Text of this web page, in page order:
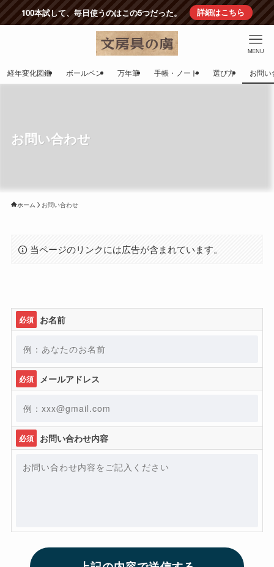
100本試して、毎日使うのはこの5つだった。 詳細はこちら
MENU
経年変化図鑑 ボールペン 万年筆 手帳・ノート 選び方 お問い
お問い合わせ
ホーム お問い合わせ
当ページのリンクには広告が含まれています。
必須 お名前
必須 メールアドレス
必須 お問い合わせ内容